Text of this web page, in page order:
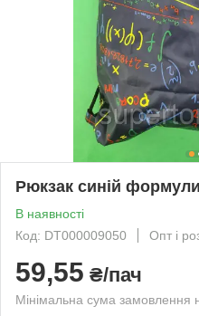
Рюкзак синій
В наявності
Код: DT000009050
Опт і
59,55 ₴/пач
Мінімальна сума замовлення